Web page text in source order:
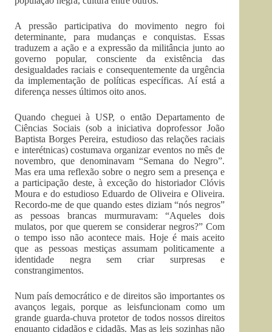
A pressão participativa do movimento negro foi
determinante, para mudanças e conquistas. Essas
traduzem a ação e a expressão da militância junto ao
governo popular, consciente da existência das
desigualdades raciais e consequentemente da urgência
da implementação de políticas específicas. Aí está a
diferença nesses últimos oito anos.
Quando cheguei à USP, o então Departamento de
Ciências Sociais (sob a iniciativa doprofessor João
Baptista Borges Pereira, estudioso das relações raciais
e interétnicas) costumava organizar eventos no mês de
novembro, que denominavam “Semana do Negro”.
Mas era uma reflexão sobre o negro sem a presença e
a participação deste, à exceção do historiador Clóvis
Moura e do estudioso Eduardo de Oliveira e Oliveira.
Recordo-me de que quando estes diziam “nós negros”
as pessoas brancas murmuravam: “Aqueles dois
mulatos, por que querem se considerar negros?” Com
o tempo isso não acontece mais. Hoje é mais aceito
que as pessoas mestiças assumam politicamente a
identidade negra sem criar surpresas e
constrangimentos.
Num país democrático e de direitos são importantes os
avanços legais, porque as leisfuncionam como um
grande guarda-chuva protetor de todos nossos direitos
enquanto cidadãos e cidadãs. Mas as leis sozinhas não